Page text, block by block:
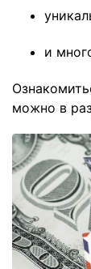
и
можно в